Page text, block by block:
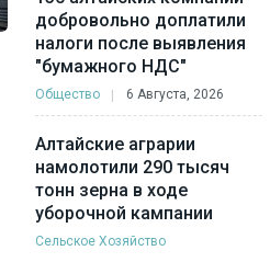
добровольно доплатили
налоги после выявления
"бумажного НДС"
Общество 6 Августа, 2026
Алтайские аграрии
намолотили 290 тысяч
тонн зерна в ходе
уборочной кампании
Сельское Хозяйство